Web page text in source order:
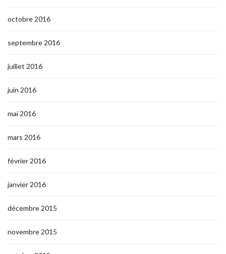
octobre 2016
septembre 2016
juillet 2016
juin 2016
mai 2016
mars 2016
février 2016
janvier 2016
décembre 2015
novembre 2015